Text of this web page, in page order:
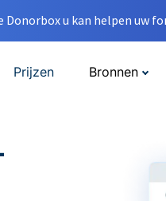
u kan helpen uw
Prijzen Bronnen